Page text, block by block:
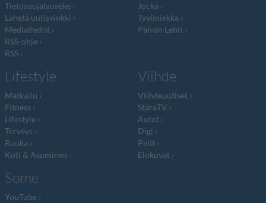
Tietosuojalauseke
Lähetä uutisvinkki
Mediatiedot
RSS-ohje
RSS
Jocka
Tyyliniekka
Päivän Lehti
Lifestyle
Matkailu
Fitness
Lifestyle
Terveys
Ruoka
Koti & Asuminen
Viihde
Viihdeuutiset
StaraTV
Autot
Digi
Pelit
Elokuvat
Some
YouTube